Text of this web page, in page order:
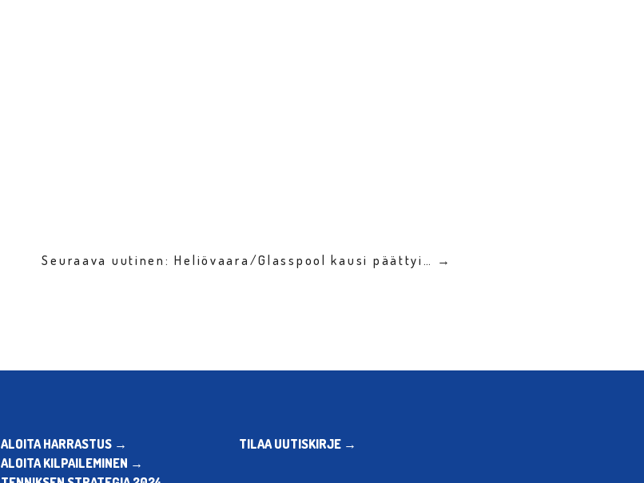
Seuraava uutinen: Heliövaara/Glasspool kausi päättyi… →
ALOITA HARRASTUS →
ALOITA KILPAILEMINEN →
TILAA UUTISKIRJE →